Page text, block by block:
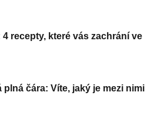
recepty, které vás zachrání ve
plná čára: Víte, jaký je mezi nimi